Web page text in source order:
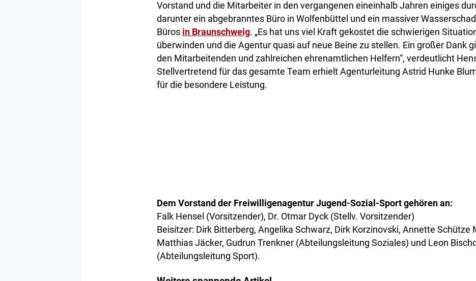
Vorstand und die Mitarbeiter in den vergangenen eineinhalb Jahren einiges
darunter ein abgebranntes Büro in Wolfenbüttel und ein massiver
Büros in Braunschweig. „Es hat uns viel Kraft gekostet die schwierigen
überwinden und die Agentur quasi auf neue Beine zu stellen. Ein großer Dank
den Mitarbeitenden und zahlreichen ehrenamtlichen Helfern“, verdeutlicht
Stellvertretend für das gesamte Team erhielt Agenturleitung Astrid Hunke
für die besondere Leistung.
Dem Vorstand der Freiwilligenagentur Jugend-Sozial-Sport gehören an:
Falk Hensel (Vorsitzender), Dr. Otmar Dyck (Stellv. Vorsitzender)
Beisitzer: Dirk Bitterberg, Angelika Schwarz, Dirk Korzinovski, Annette Schütze
Matthias Jäcker, Gudrun Trenkner (Abteilungsleitung Soziales) und Leon
(Abteilungsleitung Sport).